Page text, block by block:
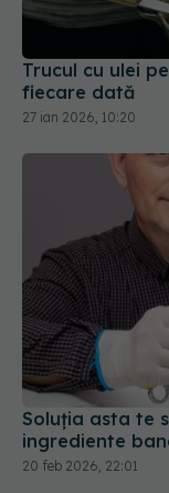
Trucul cu ulei
fiecare dată
27 ian 2026, 10:20
Soluția asta te
ingrediente
20 feb 2026, 22:01